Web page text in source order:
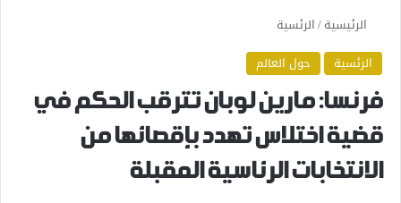
الرئيسية/الرئسية
الرئسية
حول العالم
فرنسا: مارين لوبان تترقب الحكم في
قضية اختلاس تهدد بإقصائها من
الانتخابات الرئاسية المقبلة